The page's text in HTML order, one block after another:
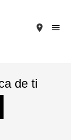
place
de ti